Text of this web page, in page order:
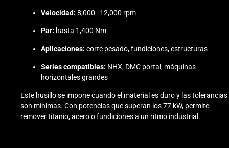
Velocidad: 8,000–12,000 rpm
Par: hasta 1,400 Nm
Aplicaciones: corte pesado, fundiciones, estructuras
Series compatibles: NHX, DMC portal, máquinas
horizontales grandes
Este husillo se impone cuando el material es duro y las tolerancias
son mínimas. Con potencias que superan los 77 kW, permite
remover titanio, acero o fundiciones a un ritmo industrial.